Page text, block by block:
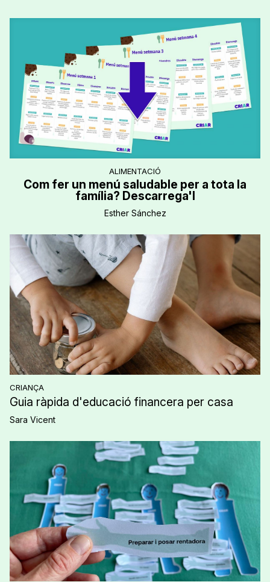
CRIANÇA
Guia ràpida d'educació financera per casa
Sara Vicent
ALIMENTACIÓ
Com fer un menú saludable per a tota la
família? Descarrega'l
Esther Sánchez